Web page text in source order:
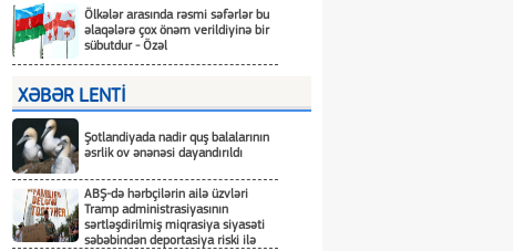
Ölkələr arasında rəsmi səfərlər bu
əlaqələrə çox önəm verildiyinə bir
sübutdur - Özəl
XƏBƏR LENTİ
Şotlandiyada nadir quş balalarının
əsrlik ov ənənəsi dayandırıldı
ABŞ-də hərbçilərin ailə üzvləri
Tramp administrasiyasının
sərtləşdirilmiş miqrasiya siyasəti
səbəbindən deportasiya riski ilə